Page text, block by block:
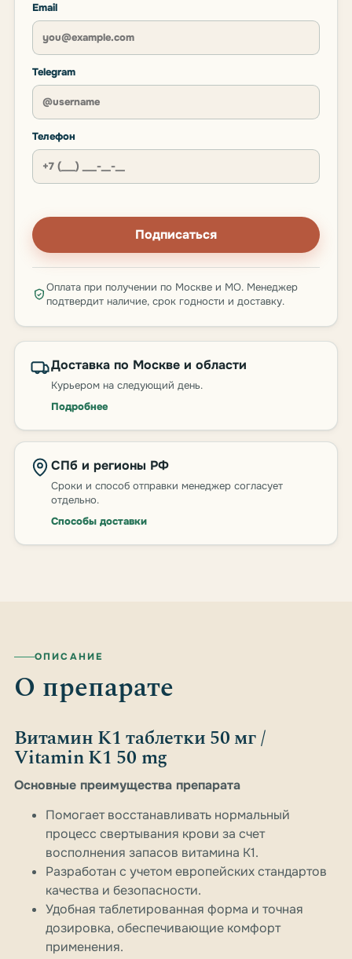
Email
Telegram
Телефон
Подписаться
Оплата при получении по Москве и МО. Менеджер
подтвердит наличие, срок годности и доставку.
Доставка по Москве и области
Курьером на следующий день.
Подробнее
СПб и регионы РФ
Сроки и способ отправки менеджер согласует
отдельно.
Способы доставки
ОПИСАНИЕ
О препарате
Витамин К1 таблетки 50 мг /
Vitamin K1 50 mg
Основные преимущества препарата
Помогает восстанавливать нормальный
процесс свертывания крови за счет
восполнения запасов витамина K1.
Разработан с учетом европейских стандартов
качества и безопасности.
Удобная таблетированная форма и точная
дозировка, обеспечивающие комфорт
применения.